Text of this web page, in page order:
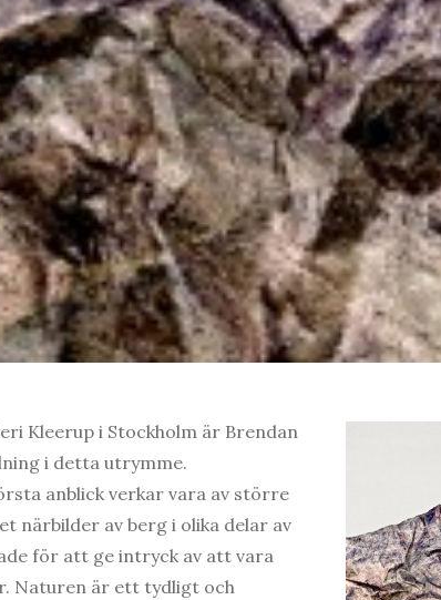
Kleerup i Stockholm är Brendan
i detta utrymme.
anblick verkar vara av större
närbilder av berg i olika delar av
för att ge intryck av att vara
Naturen är ett tydligt och